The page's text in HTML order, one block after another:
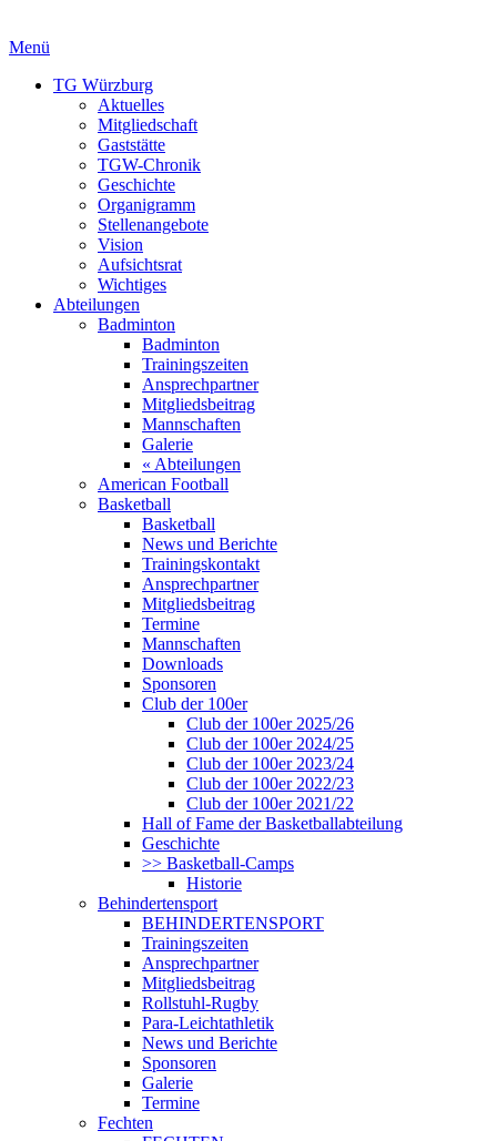
Menü
TG Würzburg
Aktuelles
Mitgliedschaft
Gaststätte
TGW-Chronik
Geschichte
Organigramm
Stellenangebote
Vision
Aufsichtsrat
Wichtiges
Abteilungen
Badminton
Badminton
Trainingszeiten
Ansprechpartner
Mitgliedsbeitrag
Mannschaften
Galerie
« Abteilungen
American Football
Basketball
Basketball
News und Berichte
Trainingskontakt
Ansprechpartner
Mitgliedsbeitrag
Termine
Mannschaften
Downloads
Sponsoren
Club der 100er
Club der 100er 2025/26
Club der 100er 2024/25
Club der 100er 2023/24
Club der 100er 2022/23
Club der 100er 2021/22
Hall of Fame der Basketballabteilung
Geschichte
>> Basketball-Camps
Historie
Behindertensport
BEHINDERTENSPORT
Trainingszeiten
Ansprechpartner
Mitgliedsbeitrag
Rollstuhl-Rugby
Para-Leichtathletik
News und Berichte
Sponsoren
Galerie
Termine
Fechten